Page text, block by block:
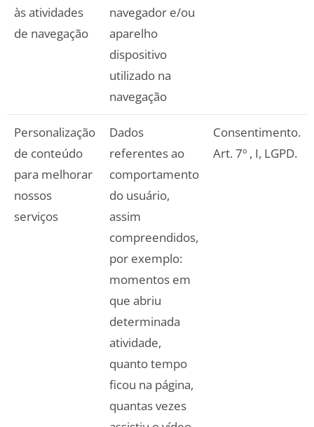
às atividades
de navegação
navegador e/ou
aparelho
dispositivo
utilizado na
navegação
Personalização
de conteúdo
para melhorar
nossos
serviços
Dados
referentes ao
comportamento
do usuário,
assim
compreendidos,
por exemplo:
momentos em
que abriu
determinada
atividade,
quanto tempo
ficou na página,
quantas vezes
Consentimento.
Art. 7º , I, LGPD.